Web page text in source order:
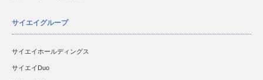
サイエイグループ
サイエイホールディングス
サイエイDuo